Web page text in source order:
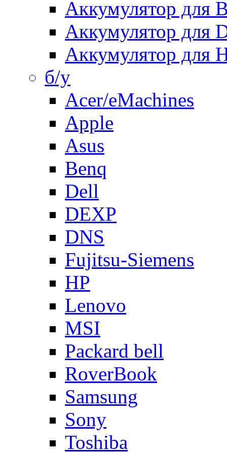
Аккумулятор для
Аккумулятор для
Аккумулятор для
б/у
Acer/eMachines
Apple
Asus
Benq
Dell
DEXP
DNS
Fujitsu-Siemens
HP
Lenovo
MSI
Packard bell
RoverBook
Samsung
Sony
Toshiba